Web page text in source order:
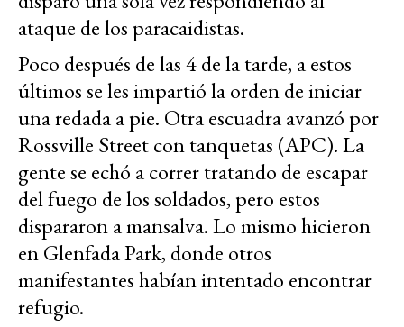
ataque de los paracaidistas.
Poco después de las 4 de la tarde, a estos
últimos se les impartió la orden de iniciar
una redada a pie. Otra escuadra avanzó por
Rossville Street con tanquetas (APC). La
gente se echó a correr tratando de escapar
del fuego de los soldados, pero estos
dispararon a mansalva. Lo mismo hicieron
en Glenfada Park, donde otros
manifestantes habían intentado encontrar
refugio.